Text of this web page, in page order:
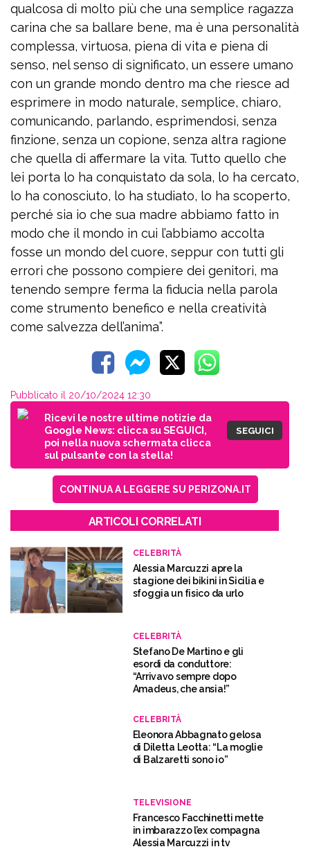
qualcosa di molto più che una semplice ragazza
carina che sa ballare bene, ma è una personalità
complessa, virtuosa, piena di vita e piena di
senso, nel senso di significato, un essere umano
con un grande mondo dentro ma che riesce ad
esprimere in modo naturale, semplice, chiaro,
comunicando, parlando, esprimendosi, senza
finzione, senza un copione, senza altra ragione
che quella di affermare la vita. Tutto quello che
lei porta lo ha conquistato da sola, lo ha cercato,
lo ha conosciuto, lo ha studiato, lo ha scoperto,
perché sia io che sua madre abbiamo fatto in
modo che il mondo in cui l’abbiamo accolta
fosse un mondo del cuore, seppur con tutti gli
errori che possono compiere dei genitori, ma
tenendo sempre ferma la fiducia nella parola
come strumento benefico e nella creatività
come salvezza dell’anima”.
Pubblicato il 20/10/2024 12:30
Ricevi le nostre ultime notizie da
Google News: clicca su SEGUICI,
poi nella nuova schermata clicca
sul pulsante con la stella!
SEGUICI
CONTINUA A LEGGERE SU PERIZONA.IT
ARTICOLI CORRELATI
CELEBRITÀ
Alessia Marcuzzi apre la
stagione dei bikini in Sicilia e
sfoggia un fisico da urlo
CELEBRITÀ
Stefano De Martino e gli
esordi da conduttore:
“Arrivavo sempre dopo
Amadeus, che ansia!”
CELEBRITÀ
Eleonora Abbagnato gelosa
di Diletta Leotta: “La moglie
di Balzaretti sono io”
TELEVISIONE
Francesco Facchinetti mette
in imbarazzo l’ex compagna
Alessia Marcuzzi in tv